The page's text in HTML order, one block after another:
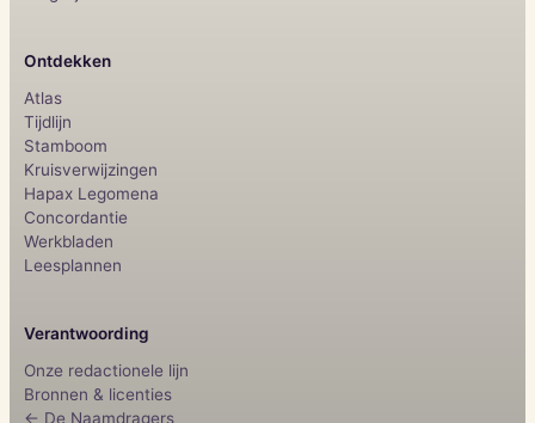
Ontdekken
Atlas
Tijdlijn
Stamboom
Kruisverwijzingen
Hapax Legomena
Concordantie
Werkbladen
Leesplannen
Verantwoording
Onze redactionele lijn
Bronnen & licenties
← De Naamdragers